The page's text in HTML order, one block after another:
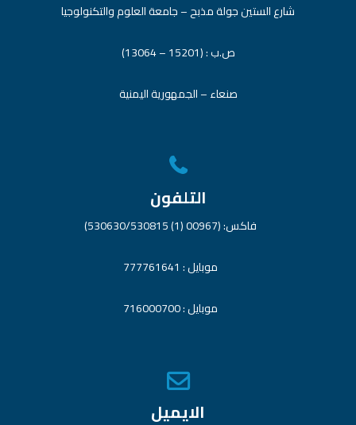
شارع الستين جولة مذبح – جامعة العلوم والتكنولوجيا
ص.ب : (15201 – 13064)
صنعاء – الجمهورية اليمنية
التلفون
فاكس: (00967 (1) 530630/530815)
موبايل : 777761641
موبايل : 716000700
الايميل